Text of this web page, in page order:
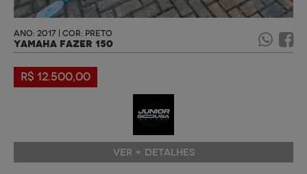
ANO: 2017 | COR: PRETO
YAMAHA FAZER 150
R$ 12.500,00
VER + DETALHES